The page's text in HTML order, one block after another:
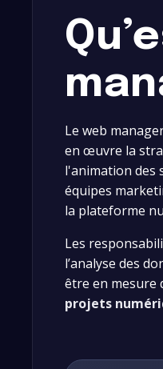
Le web
en œuvre la
l'animation des
équipes
la plateforme
Les
l’analyse des
être en mesure
projets